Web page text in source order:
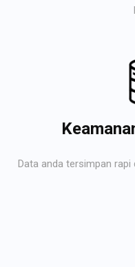
Data anda tersimpan rapi